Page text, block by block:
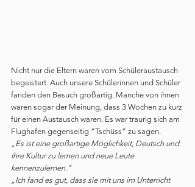
Nicht nur die Eltern waren vom Schüleraustausch
begeistert. Auch unsere Schülerinnen und Schüler
fanden den Besuch großartig. Manche von ihnen
waren sogar der Meinung, dass 3 Wochen zu kurz
für einen Austausch waren. Es war traurig sich am
Flughafen gegenseitig “Tschüss” zu sagen.
„Es ist eine großartige Möglichkeit, Deutsch und
ihre Kultur zu lernen und neue Leute
kennenzulernen.“
„Ich fand es gut, dass sie mit uns im Unterricht